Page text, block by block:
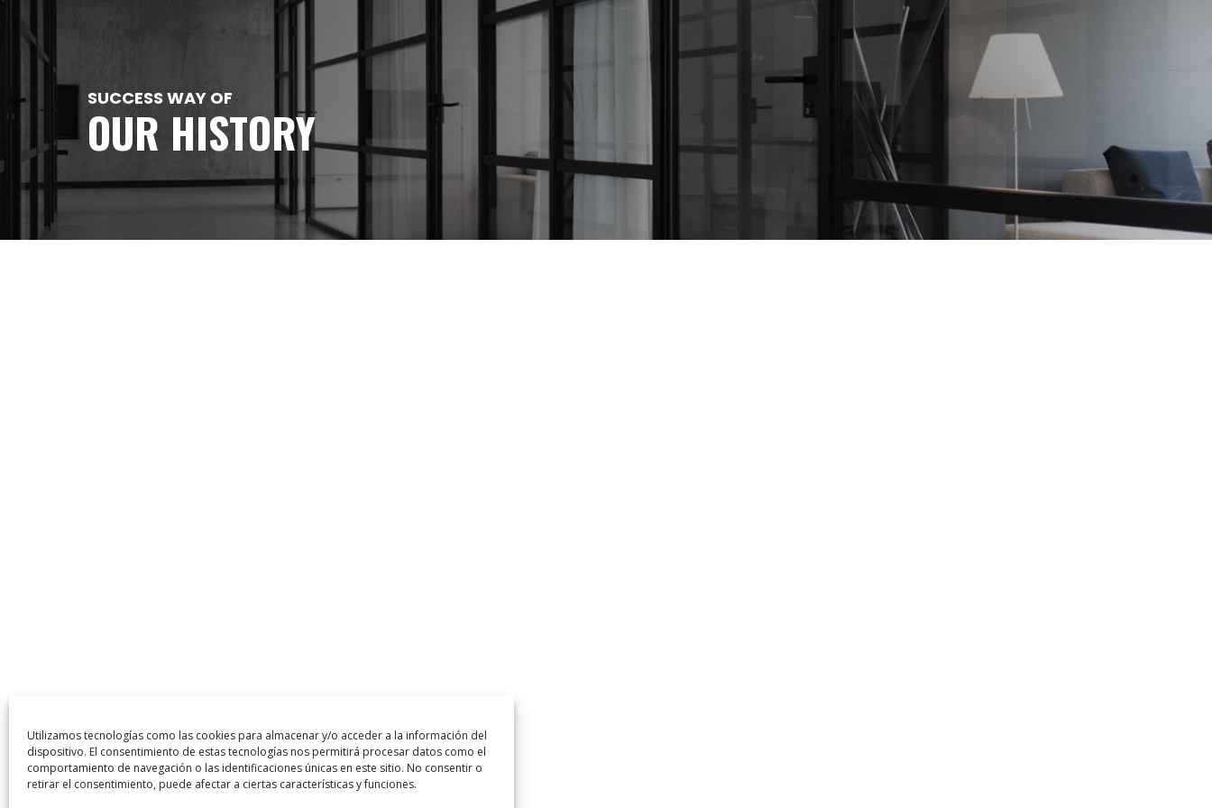
Utilizamos tecnologías como las cookies para almacenar y/o acceder a la información del
dispositivo. El consentimiento de estas tecnologías nos permitirá procesar datos como el
comportamiento de navegación o las identificaciones únicas en este sitio. No consentir o
retirar el consentimiento, puede afectar a ciertas características y funciones.
SUCCESS WAY OF
OUR HISTORY